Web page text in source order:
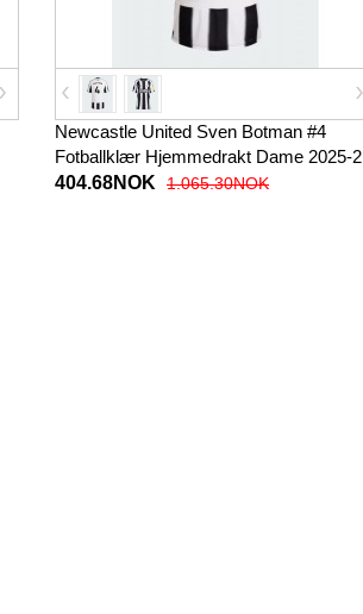
Newcastle United Sven Botman #4
Fotballklær Hjemmedrakt Dame 2025-26
Kortermet
404.68NOK 1.065.30NOK